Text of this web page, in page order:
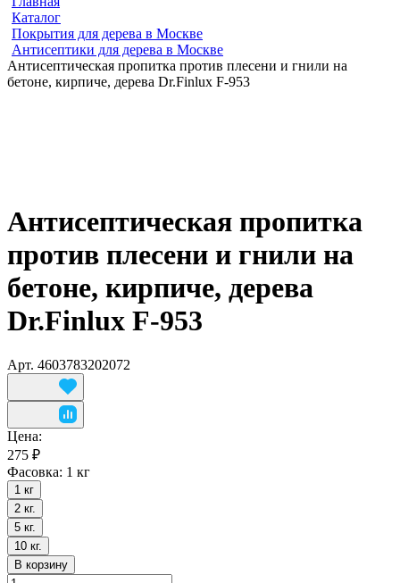
Каталог
Покрытия для дерева в Москве
Антисептики для дерева в Москве
Антисептическая пропитка против плесени и гнили на
бетоне, кирпиче, дерева Dr.Finlux F-953
Антисептическая пропитка
против плесени и гнили на
бетоне, кирпиче, дерева
Dr.Finlux F-953
Арт. 4603783202072
Цена:
275 ₽
Фасовка: 1 кг
1 кг
2 кг.
5 кг.
10 кг.
В корзину